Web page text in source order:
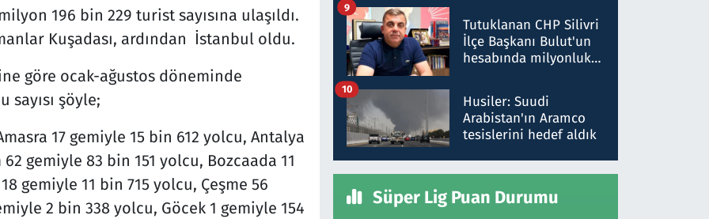
196 bin 229 turist sayısına ulaşıldı.
Kuşadası, ardından İstanbul oldu.
göre ocak-ağustos döneminde
şöyle;
17 gemiyle 15 bin 612 yolcu, Antalya
gemiyle 83 bin 151 yolcu, Bozcaada 11
gemiyle 11 bin 715 yolcu, Çeşme 56
2 bin 338 yolcu, Göcek 1 gemiyle 154
düşürüldüğü" iddiasını
yalanladı
Tutuklanan CHP Silivri
İlçe Başkanı Bulut'un
hesabında milyonluk
talimat verdi, ben
gönderdim
9
Husiler: Suudi
Arabistan'ın Aramco
tesislerini hedef aldık
10
Süper Lig Puan Durumu